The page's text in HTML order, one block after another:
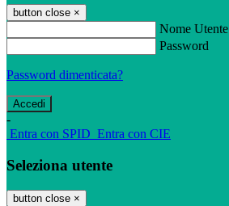
button close ×
Nome Utente
Password
Password dimenticata?
-
Entra con SPID Entra con CIE
Seleziona utente
button close ×